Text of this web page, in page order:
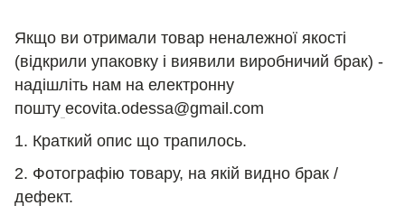
Якщо ви отримали товар неналежної якості
(відкрили упаковку і виявили виробничий брак) -
надішліть нам на електронну
пошту ecovita.odessa@gmail.com
1. Краткий опис що трапилось.
2. Фотографію товару, на якій видно брак /
дефект.